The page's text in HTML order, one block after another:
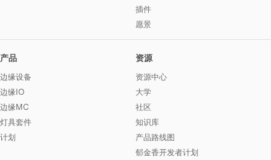
插件
愿景
产品
边缘设备
边缘IO
边缘MC
灯具套件
计划
资源
资源中心
大学
社区
知识库
产品路线图
郁金香开发者计划